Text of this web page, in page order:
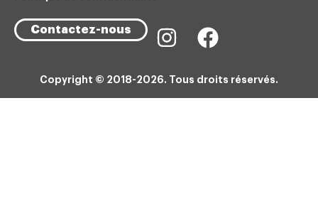
Contactez-nous
Copyright © 2018-2026. Tous droits réservés.